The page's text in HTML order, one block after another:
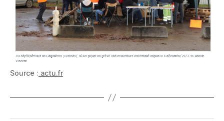
Source : actu.fr